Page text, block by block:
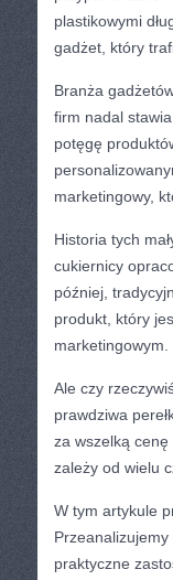
plastikowymi
gadżet, który
Branża
firm nadal
potęgę
marketingowy,
Historia tych
cukiernicy
później,
produkt, który
marketingowym.
Ale czy
prawdziwa
za wszelką
zależy od wielu
W tym artykule
praktyczne